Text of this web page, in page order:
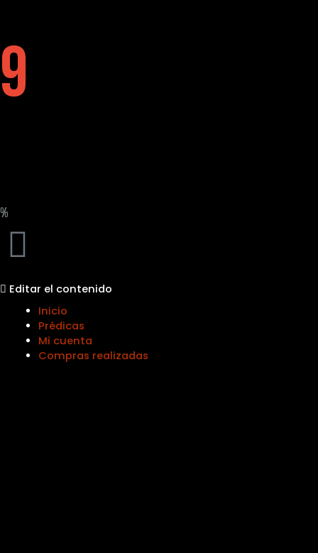
9
%
Editar el contenido
Inicio
Prédicas
Mi cuenta
Compras realizadas